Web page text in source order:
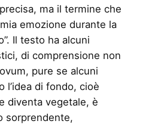
ma il termine che
emozione durante la
Il testo ha alcuni
di comprensione non
pure se alcuni
l’idea di fondo, cioè
diventa vegetale, è
sorprendente,